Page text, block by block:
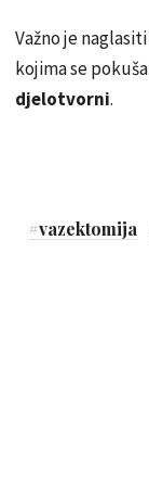
Važno je
kojima se
djelotvorni.
#vazektomija